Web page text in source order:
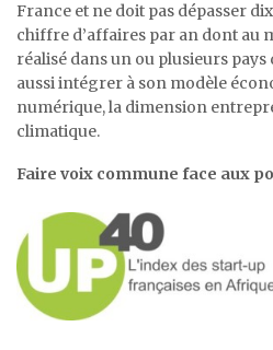
France et ne doit pas dépasser
chiffre d’affaires par an dont au
réalisé dans un ou plusieurs pays
aussi intégrer à son modèle
numérique, la dimension
climatique.
Faire voix commune face aux